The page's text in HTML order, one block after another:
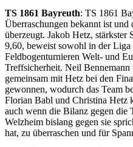
TS 1861 Bayreuth: TS 1861
Überraschungen bekannt ist und
überzeugt. Jakob Hetz, stärkster
9,60, beweist sowohl in der Liga
Feldbogenturnieren Welt- und
Treffsicherheit. Neil
gemeinsam mit Hetz bei den
gewonnen, wodurch das Team
Florian Babl und Christina Hetz
auch wenn die Bilanz gegen die
Welzheim bislang gegen sie
hat, zu überraschen und für